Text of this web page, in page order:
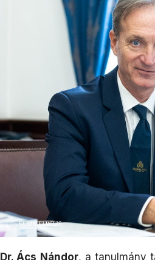
Dr. Ács Nándor, a tanulmány